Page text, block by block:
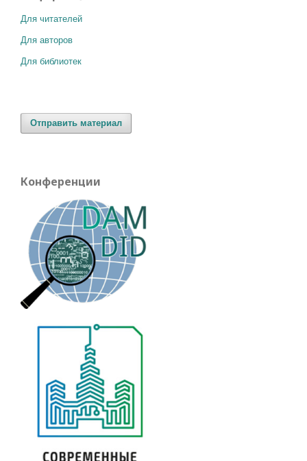
Для читателей
Для авторов
Для библиотек
Отправить материал
Конференции